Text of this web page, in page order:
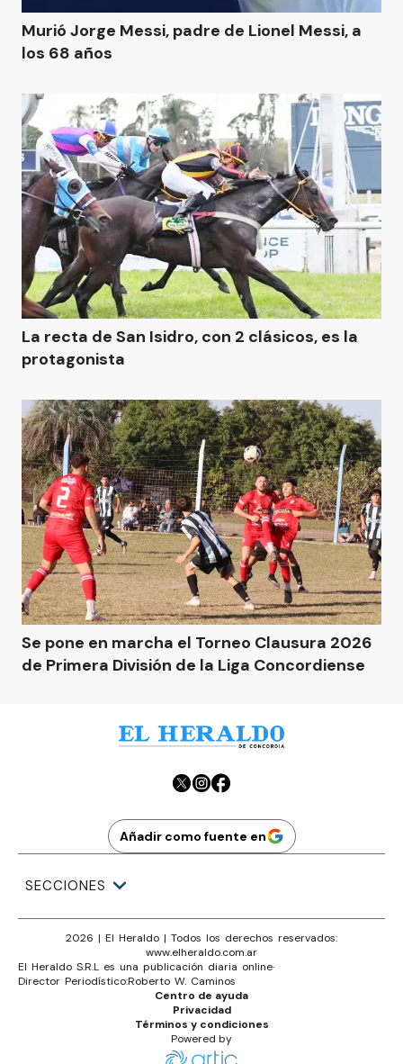
Murió Jorge Messi, padre de Lionel Messi, a
los 68 años
La recta de San Isidro, con 2 clásicos, es la
protagonista
Se pone en marcha el Torneo Clausura 2026
de Primera División de la Liga Concordiense
Añadir como fuente en
SECCIONES
2026 | El Heraldo | Todos los derechos reservados:
www.elheraldo.com.ar
El Heraldo S.R.L es una publicación diaria online·
Director Periodístico:Roberto W. Caminos
Términos y condiciones
Privacidad
Centro de ayuda
Powered by